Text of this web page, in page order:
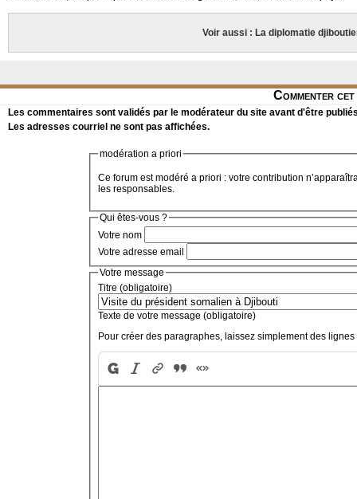
Voir aussi : La diplomatie
Commenter
Les commentaires sont validés par le modérateur du site avant d'être
Les adresses courriel ne sont pas affichées.
modération a priori
Ce forum est modéré a priori : votre contribution
les responsables.
Qui êtes-vous ?
Votre nom
Votre adresse email
Votre message
Titre (obligatoire)
Texte de votre message (obligatoire)
Pour créer des paragraphes, laissez simplement des lignes